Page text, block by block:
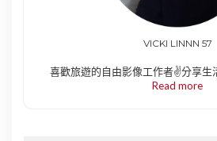
VICKI LINNN 57
喜歡旅遊的自由影像工作者✌️分享生
Read more